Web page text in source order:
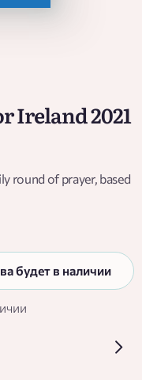
Ireland 2021
round of prayer, based
будет в наличии